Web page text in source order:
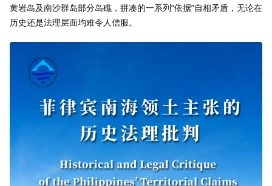
黄岩岛及南沙群岛部分岛礁，拼凑的一系列“依据”自相矛盾，无论在
历史还是法理层面均难令人信服。